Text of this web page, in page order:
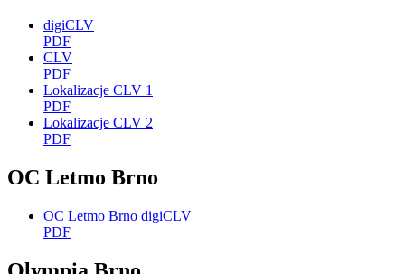
digiCLV
PDF
CLV
PDF
Lokalizacje CLV 1
PDF
Lokalizacje CLV 2
PDF
OC Letmo Brno
OC Letmo Brno digiCLV
PDF